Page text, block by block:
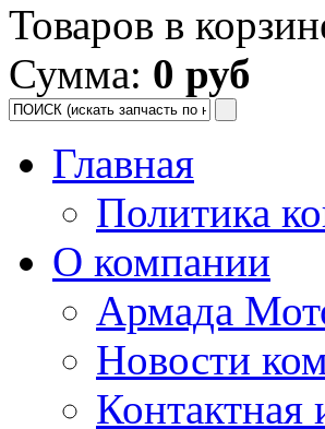
Товаров в
Сумма: 0 руб
Главная
Политика
О компании
Армада
Новости